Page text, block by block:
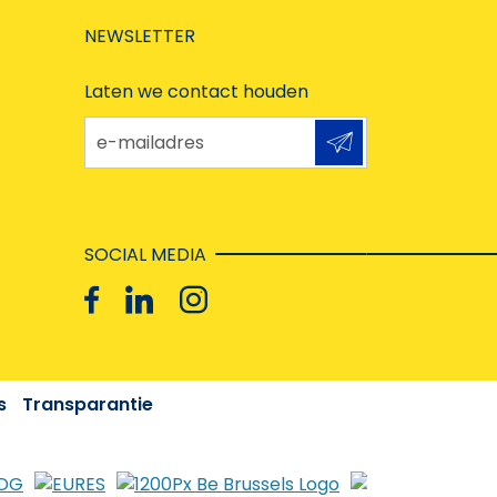
NEWSLETTER
Laten we contact houden
e-mailadres
SOCIAL MEDIA
Transparantie